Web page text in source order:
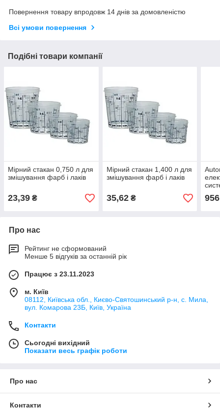
Повернення товару впродовж 14 днів за домовленістю
Всі умови повернення
Подібні товари компанії
Мірний стакан 0,750 л для
змішування фарб і лаків
23,39 ₴
Мірний стакан 1,400 л для
змішування фарб і лаків
35,62₴
Про нас
Рейтинг не сформований
Менше 5 відгуків за останній рік
Працює з 23.11.2023
м. Київ
08112, Київська обл., Києво-Святошинський р-н, с. Мила,
вул. Комарова 23Б, Київ, Україна
Контакти
Сьогодні вихідний
Показати весь графік роботи
Про нас
Контакти